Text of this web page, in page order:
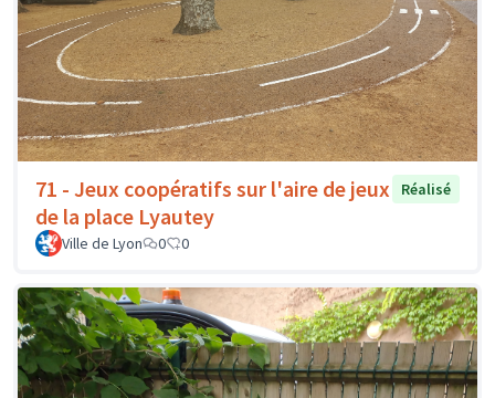
71 - Jeux coopératifs sur l'aire de jeux
de la place Lyautey
Réalisé
Ville de Lyon 0 0